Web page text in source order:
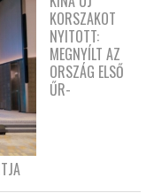
KORSZAKOT
NYITOTT:
MEGNYÍLT AZ
ORSZÁG ELSŐ
ŰR-